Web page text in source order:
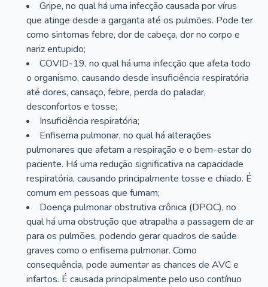
Gripe, no qual há uma infecção causada por vírus
que atinge desde a garganta até os pulmões. Pode ter
como sintomas febre, dor de cabeça, dor no corpo e
nariz entupido;
COVID-19, no qual há uma infecção que afeta todo
o organismo, causando desde insuficiência respiratória
até dores, cansaço, febre, perda do paladar,
desconfortos e tosse;
Insuficiência respiratória;
Enfisema pulmonar, no qual há alterações
pulmonares que afetam a respiração e o bem-estar do
paciente. Há uma redução significativa na capacidade
respiratória, causando principalmente tosse e chiado. É
comum em pessoas que fumam;
Doença pulmonar obstrutiva crônica (DPOC), no
qual há uma obstrução que atrapalha a passagem de ar
para os pulmões, podendo gerar quadros de saúde
graves como o enfisema pulmonar. Como
consequência, pode aumentar as chances de AVC e
infartos. É causada principalmente pelo uso contínuo